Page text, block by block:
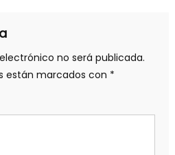
no será publicada.
están marcados con *